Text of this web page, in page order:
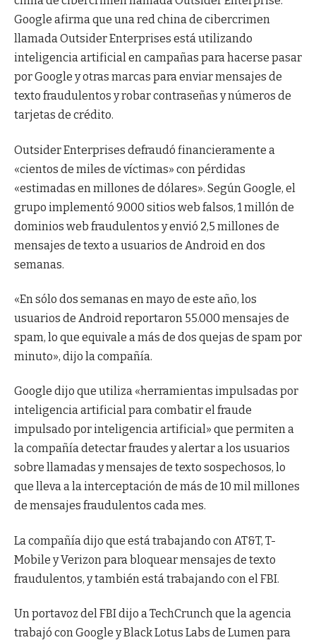
Google afirma que una red china de cibercrimen
llamada Outsider Enterprises está utilizando
inteligencia artificial en campañas para hacerse pasar
por Google y otras marcas para enviar mensajes de
texto fraudulentos y robar contraseñas y números de
tarjetas de crédito.
Outsider Enterprises defraudó financieramente a
«cientos de miles de víctimas» con pérdidas
«estimadas en millones de dólares». Según Google, el
grupo implementó 9.000 sitios web falsos, 1 millón de
dominios web fraudulentos y envió 2,5 millones de
mensajes de texto a usuarios de Android en dos
semanas.
«En sólo dos semanas en mayo de este año, los
usuarios de Android reportaron 55.000 mensajes de
spam, lo que equivale a más de dos quejas de spam por
minuto», dijo la compañía.
Google dijo que utiliza «herramientas impulsadas por
inteligencia artificial para combatir el fraude
impulsado por inteligencia artificial» que permiten a
la compañía detectar fraudes y alertar a los usuarios
sobre llamadas y mensajes de texto sospechosos, lo
que lleva a la interceptación de más de 10 mil millones
de mensajes fraudulentos cada mes.
La compañía dijo que está trabajando con AT&T, T-
Mobile y Verizon para bloquear mensajes de texto
fraudulentos, y también está trabajando con el FBI.
Un portavoz del FBI dijo a TechCrunch que la agencia
trabajó con Google y Black Lotus Labs de Lumen para